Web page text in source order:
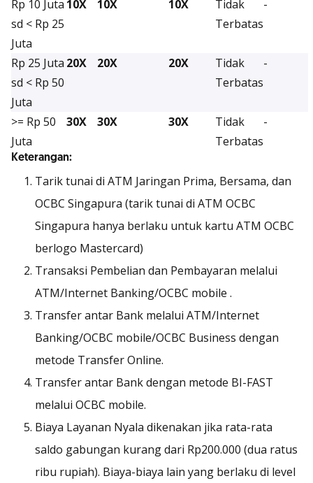
Rp 10 Juta
sd < Rp 25
Juta
10X 10X 10X
Tidak
Terbatas
-
Rp 25 Juta
sd < Rp 50
Juta
20X 20X 20X
Tidak
Terbatas
-
>= Rp 50
Juta
30X 30X 30X
Tidak
Terbatas
-
Keterangan:
Tarik tunai di ATM Jaringan Prima, Bersama, dan
OCBC Singapura (tarik tunai di ATM OCBC
Singapura hanya berlaku untuk kartu ATM OCBC
berlogo Mastercard)
Transaksi Pembelian dan Pembayaran melalui
ATM/Internet Banking/OCBC mobile .
Transfer antar Bank melalui ATM/Internet
Banking/OCBC mobile/OCBC Business dengan
metode Transfer Online.
Transfer antar Bank dengan metode BI-FAST
melalui OCBC mobile.
Biaya Layanan Nyala dikenakan jika rata-rata
saldo gabungan kurang dari Rp200.000 (dua ratus
ribu rupiah). Biaya-biaya lain yang berlaku di level